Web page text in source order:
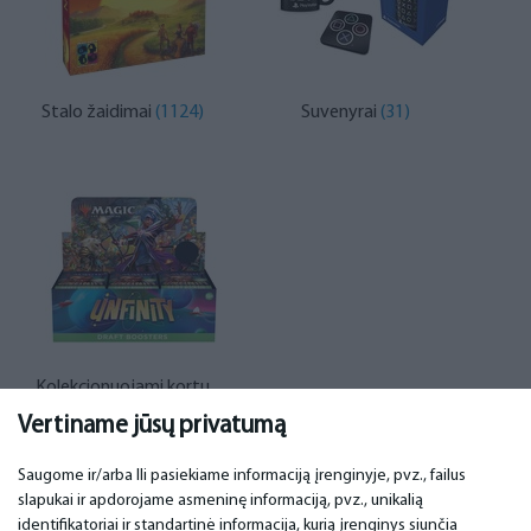
Vertiname jūsų privatumą
Saugome ir/arba Ili pasiekiame informaciją įrenginyje, pvz., failus
slapukai ir apdorojame asmeninę informaciją, pvz., unikalią
identifikatoriai ir standartinė informacija, kurią įrenginys siunčia
Stalo žaidimai (1124) Suvenyrai (31)
Kolekcionuojami kortų
SVARBU KONTAKTINIAI DUOMENYS